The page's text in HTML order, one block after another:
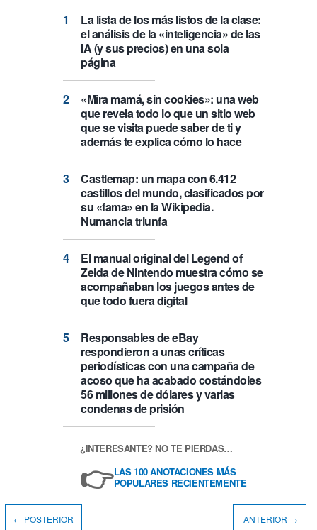
La lista de los más listos de la clase:
el análisis de la «inteligencia» de las
IA (y sus precios) en una sola
página
«Mira mamá, sin cookies»: una web
que revela todo lo que un sitio web
que se visita puede saber de ti y
además te explica cómo lo hace
Castlemap: un mapa con 6.412
castillos del mundo, clasificados por
su «fama» en la Wikipedia.
Numancia triunfa
El manual original del Legend of
Zelda de Nintendo muestra cómo se
acompañaban los juegos antes de
que todo fuera digital
Responsables de eBay
respondieron a unas críticas
periodísticas con una campaña de
acoso que ha acabado costándoles
56 millones de dólares y varias
condenas de prisión
¿INTERESANTE? NO TE PIERDAS…
👉LAS 100 ANOTACIONES MÁS
POPULARES RECIENTEMENTE
← POSTERIOR ANTERIOR →